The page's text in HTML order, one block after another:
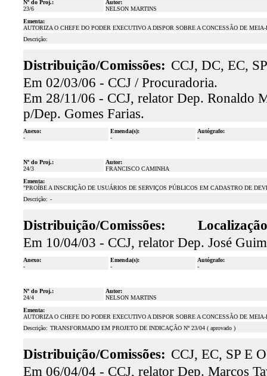
Nº do Proj.:
23/6
Autor:
NELSON MARTINS
Ementa:
AUTORIZA O CHEFE DO PODER EXECUTIVO A DISPOR SOBRE A CONCESSÃO DE
Descrição:
Distribuição/Comissões: CCJ, DC, EC,
Em 02/03/06 - CCJ / Procuradoria.
Em 28/11/06 - CCJ, relator Dep. Ronaldo
p/Dep. Gomes Farias.
Anexo:
-
Emenda(s):
-
Autógrafo:
-
Nº do Proj.:
24/3
Autor:
FRANCISCO CAMINHA
Ementa:
"PROÍBE A INSCRIÇÃO DE USUÁRIOS DE SERVIÇOS PÚBLICOS EM CADASTRO DE
Descrição: -
Distribuição/Comissões:
Em 10/04/03 - CCJ, relator Dep. José
Anexo:
-
Emenda(s):
-
Autógrafo:
-
Nº do Proj.:
24/4
Autor:
NELSON MARTINS
Ementa:
AUTORIZA O CHEFE DO PODER EXECUTIVO A DISPOR SOBRE A CONCESSÃO DE
Descrição: TRANSFORMADO EM PROJETO DE INDICAÇÃO Nº 23/04 ( aprovado )
Distribuição/Comissões: CCJ, EC, SP E
Em 06/04/04 - CCJ, relator Dep. Marcos